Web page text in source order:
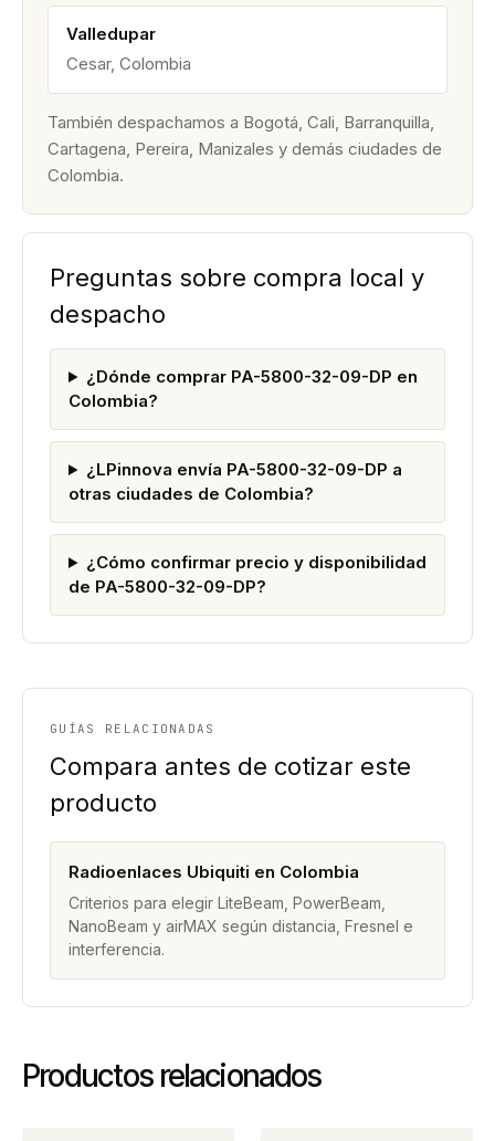
Valledupar
Cesar, Colombia
También despachamos a Bogotá, Cali, Barranquilla,
Cartagena, Pereira, Manizales y demás ciudades de
Colombia.
Preguntas sobre compra local y
despacho
¿Dónde comprar PA-5800-32-09-DP en
Colombia?
¿LPinnova envía PA-5800-32-09-DP a
otras ciudades de Colombia?
¿Cómo confirmar precio y disponibilidad
de PA-5800-32-09-DP?
GUÍAS RELACIONADAS
Compara antes de cotizar este
producto
Radioenlaces Ubiquiti en Colombia
Criterios para elegir LiteBeam, PowerBeam,
NanoBeam y airMAX según distancia, Fresnel e
interferencia.
Productos relacionados